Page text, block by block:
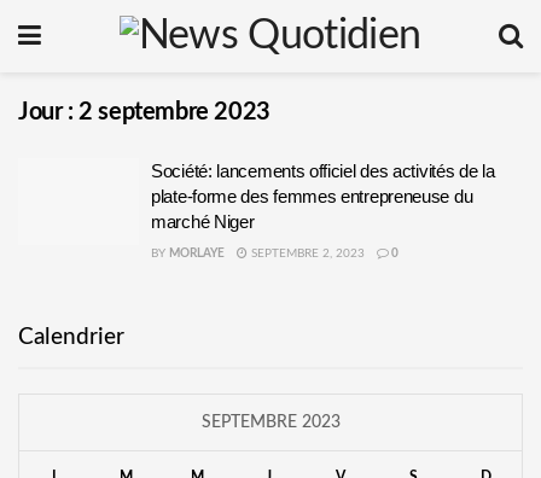
Jour :2 septembre 2023
Société: lancements officiel des activités de la
plate-forme des femmes entrepreneuse du
marché Niger
BY MORLAYE SEPTEMBRE 2, 2023 0
Calendrier
SEPTEMBRE 2023